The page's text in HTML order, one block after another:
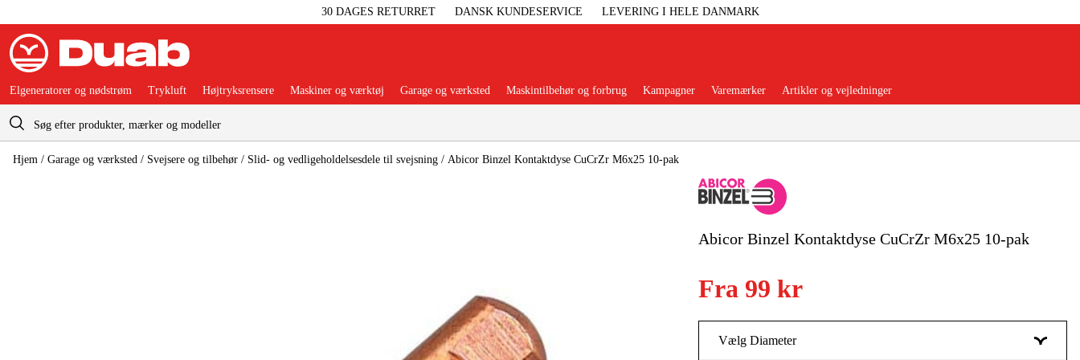
30 DAGES RETURRET DANSK KUNDESERVICE LEVERING I HELE DANMARK
Indkøbskurv Populære kategorier
Elgeneratorer Og Nødstrøm Trykluft
Højtryksrensere Maskiner Og Værktøj
Garage Og Værksted
Elgeneratorer og nødstrøm Trykluft Højtryksrensere Maskiner og værktøj Garage og værksted Maskintilbehør og forbrug Kampagner Varemærker Artikler og vejledninger
Hjem / Garage og værksted / Svejsere og tilbehør / Slid- og vedligeholdelsesdele til svejsning / Abicor Binzel Kontaktdyse CuCrZr M6x25 10-pak
Abicor Binzel Kontaktdyse CuCrZr M6x25 10-pak
Fra 99 kr
Vælg Diameter